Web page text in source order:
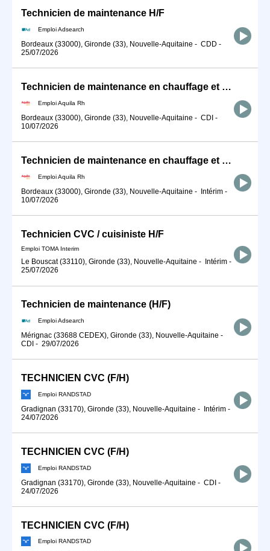
Technicien de maintenance H/F
Emploi Adsearch
Bordeaux (33000), Gironde (33), Nouvelle-Aquitaine - CDD -
25/07/2026
Technicien de maintenance en chauffage et climatisation H/F
Emploi Aquila Rh
Bordeaux (33000), Gironde (33), Nouvelle-Aquitaine - CDI -
10/07/2026
Technicien de maintenance en chauffage et climatisation H/F
Emploi Aquila Rh
Bordeaux (33000), Gironde (33), Nouvelle-Aquitaine - Intérim -
10/07/2026
Technicien CVC / cuisiniste H/F
Emploi TOMA Interim
Le Bouscat (33110), Gironde (33), Nouvelle-Aquitaine - Intérim -
25/07/2026
Technicien de maintenance (H/F)
Emploi Adsearch
Mérignac (33688 CEDEX), Gironde (33), Nouvelle-Aquitaine -
CDI - 29/07/2026
TECHNICIEN CVC (F/H)
Emploi RANDSTAD
Gradignan (33170), Gironde (33), Nouvelle-Aquitaine - Intérim -
24/07/2026
TECHNICIEN CVC (F/H)
Emploi RANDSTAD
Gradignan (33170), Gironde (33), Nouvelle-Aquitaine - CDI -
24/07/2026
TECHNICIEN CVC (F/H)
Emploi RANDSTAD